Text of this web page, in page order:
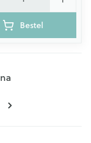
Bestel